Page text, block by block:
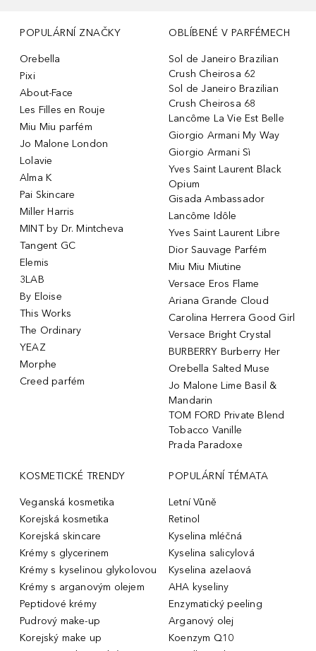
POPULÁRNÍ ZNAČKY
Orebella
Pixi
About-Face
Les Filles en Rouje
Miu Miu parfém
Jo Malone London
Lolavie
Alma K
Pai Skincare
Miller Harris
MINT by Dr. Mintcheva
Tangent GC
Elemis
3LAB
By Eloise
This Works
The Ordinary
YEAZ
Morphe
Creed parfém
OBLÍBENÉ V PARFÉMECH
Sol de Janeiro Brazilian
Crush Cheirosa 62
Sol de Janeiro Brazilian
Crush Cheirosa 68
Lancôme La Vie Est Belle
Giorgio Armani My Way
Giorgio Armani Sì
Yves Saint Laurent Black
Opium
Gisada Ambassador
Lancôme Idôle
Yves Saint Laurent Libre
Dior Sauvage Parfém
Miu Miu Miutine
Versace Eros Flame
Ariana Grande Cloud
Carolina Herrera Good Girl
Versace Bright Crystal
BURBERRY Burberry Her
Orebella Salted Muse
Jo Malone Lime Basil &
Mandarin
TOM FORD Private Blend
Tobacco Vanille
Prada Paradoxe
KOSMETICKÉ TRENDY
Veganská kosmetika
Korejská kosmetika
Korejská skincare
Krémy s glycerinem
Krémy s kyselinou glykolovou
Krémy s arganovým olejem
Peptidové krémy
Pudrový make-up
Korejský make up
POPULÁRNÍ TÉMATA
Letní Vůně
Retinol
Kyselina mléčná
Kyselina salicylová
Kyselina azelaová
AHA kyseliny
Enzymatický peeling
Arganový olej
Koenzym Q10